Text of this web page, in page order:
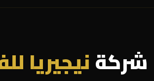
شركةنيجيريا